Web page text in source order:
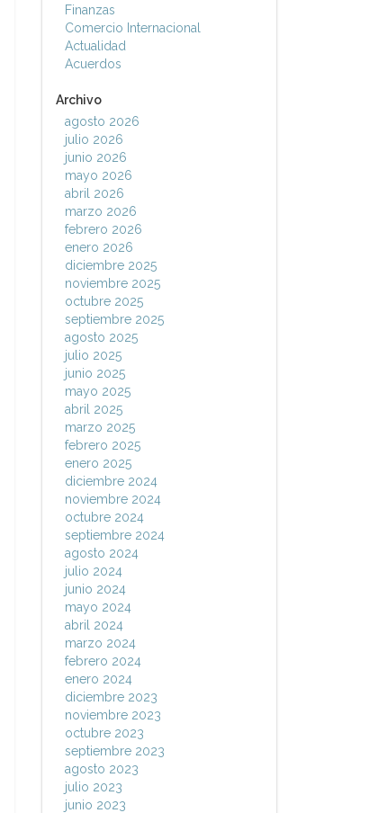
Finanzas
Comercio Internacional
Actualidad
Acuerdos
Archivo
agosto 2026
julio 2026
junio 2026
mayo 2026
abril 2026
marzo 2026
febrero 2026
enero 2026
diciembre 2025
noviembre 2025
octubre 2025
septiembre 2025
agosto 2025
julio 2025
junio 2025
mayo 2025
abril 2025
marzo 2025
febrero 2025
enero 2025
diciembre 2024
noviembre 2024
octubre 2024
septiembre 2024
agosto 2024
julio 2024
junio 2024
mayo 2024
abril 2024
marzo 2024
febrero 2024
enero 2024
diciembre 2023
noviembre 2023
octubre 2023
septiembre 2023
agosto 2023
julio 2023
junio 2023